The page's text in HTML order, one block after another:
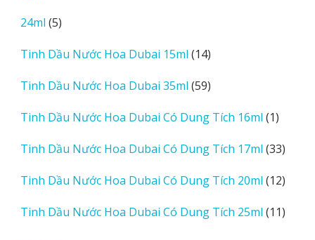
phẩm
24ml 55
phẩm
Tinh Dầu Nước Hoa Dubai 15ml 1414
phẩm
Tinh Dầu Nước Hoa Dubai 35ml 5959
phẩm
Tinh Dầu Nước Hoa Dubai Có Dung Tích 16ml 11
phẩm
Tinh Dầu Nước Hoa Dubai Có Dung Tích 17ml 3333
phẩm
Tinh Dầu Nước Hoa Dubai Có Dung Tích 20ml 1212
phẩm
Tinh Dầu Nước Hoa Dubai Có Dung Tích 25ml 1111